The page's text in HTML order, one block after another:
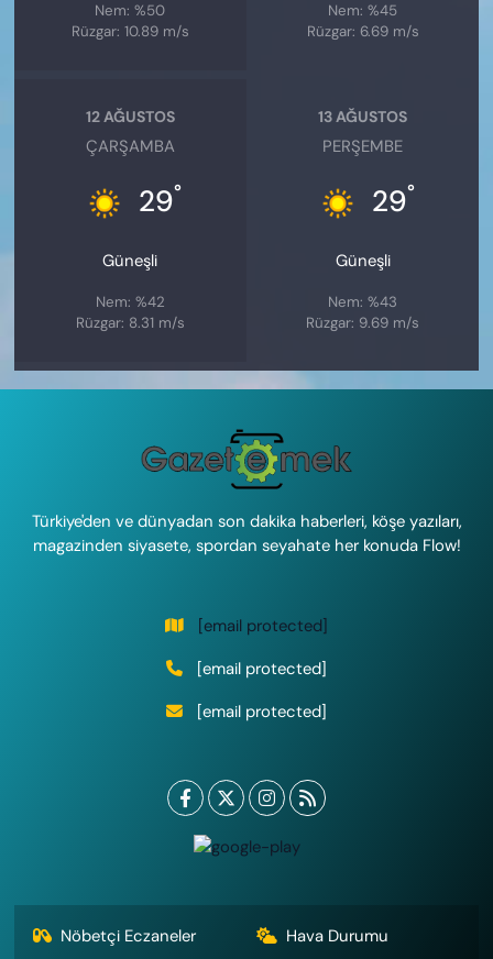
Nem: %50
Rüzgar: 10.89 m/s
Nem: %45
Rüzgar: 6.69 m/s
12 AĞUSTOS
ÇARŞAMBA
29°
Güneşli
Nem: %42
Rüzgar: 8.31 m/s
13 AĞUSTOS
PERŞEMBE
29°
Güneşli
Nem: %43
Rüzgar: 9.69 m/s
Türkiye'den ve dünyadan son dakika haberleri, köşe yazıları,
magazinden siyasete, spordan seyahate her konuda Flow!
[email protected]
[email protected]
[email protected]
Nöbetçi Eczaneler Hava Durumu